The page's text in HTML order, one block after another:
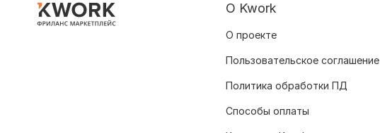
О Kwork
О проекте
Пользовательское соглашение
Политика обработки ПД
Способы оплаты